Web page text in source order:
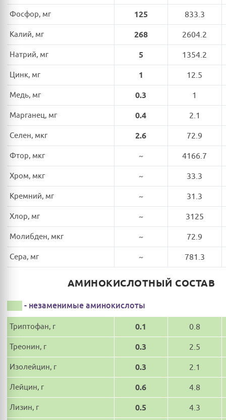
Фосфор, мг 125 833.3
Калий, мг 268 2604.2
Натрий, мг 5 1354.2
Цинк, мг 1 12.5
Медь, мг 0.3 1
Марганец, мг 0.4 2.1
Селен, мкг 2.6 72.9
Фтор, мкг ~ 4166.7
Хром, мкг ~ 33.3
Кремний, мг ~ 31.3
Хлор, мг ~ 3125
Молибден, мкг ~ 72.9
Сера, мг ~ 781.3
АМИНОКИСЛОТНЫЙ СОСТАВ
- незаменимые аминокислоты
Триптофан, г 0.1 0.8
Треонин, г 0.3 2.5
Изолейцин, г 0.3 2.1
Лейцин, г 0.6 4.8
Лизин, г 0.5 4.3